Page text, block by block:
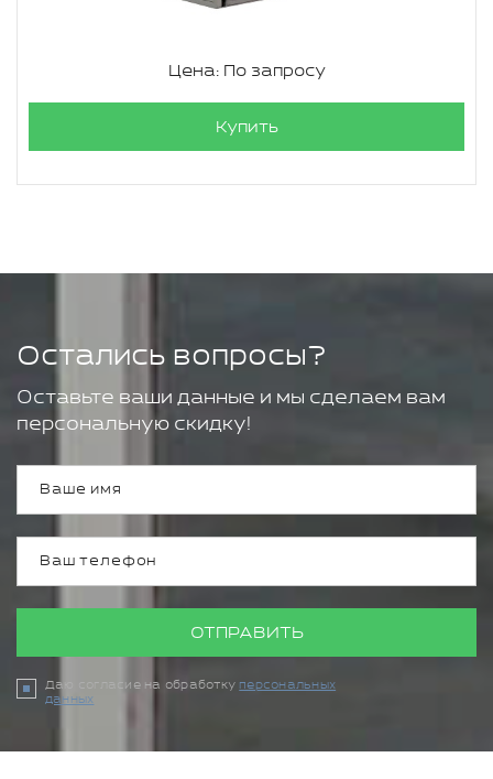
Цена: По запросу
Купить
Остались вопросы?
Оставьте ваши данные и мы сделаем вам
персональную скидку!
ОТПРАВИТЬ
Даю согласие на обработку персональных
данных